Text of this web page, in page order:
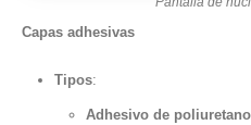
Capas adhesivas
Tipos:
Adhesivo de poliuretano